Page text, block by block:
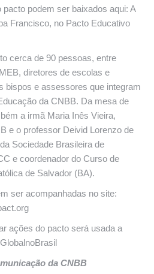
podem ser baixados aqui: A
Francisco, no Pacto Educativo
cerca de 90 pessoas, entre
diretores de escolas e
bispos e assessores que integram
da CNBB. Da mesa de
a irmã Maria Inês Vieira,
e o professor Deivid Lorenzo de
Sociedade Brasileira de
e coordenador do Curso de
de Salvador (BA).
ser acompanhadas no site:
ações do pacto será usada a
da CNBB